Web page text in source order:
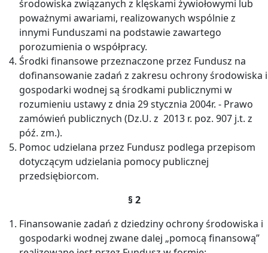
środowiska związanych z klęskami żywiołowymi lub
poważnymi awariami, realizowanych wspólnie z
innymi Funduszami na podstawie zawartego
porozumienia o współpracy.
Środki finansowe przeznaczone przez Fundusz na
dofinansowanie zadań z zakresu ochrony środowiska i
gospodarki wodnej są środkami publicznymi w
rozumieniu ustawy z dnia 29 stycznia 2004r. - Prawo
zamówień publicznych (Dz.U. z 2013 r. poz. 907 j.t. z
póź. zm.).
Pomoc udzielana przez Fundusz podlega przepisom
dotyczącym udzielania pomocy publicznej
przedsiębiorcom.
§ 2
Finansowanie zadań z dziedziny ochrony środowiska i
gospodarki wodnej zwane dalej „pomocą finansową”